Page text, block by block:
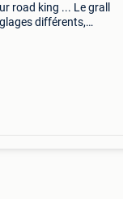
road king ... Le grall
différents,